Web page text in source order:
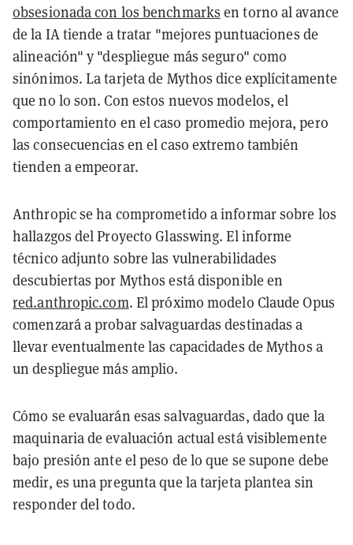
obsesionada con los benchmarks en torno al avance
de la IA tiende a tratar "mejores puntuaciones de
alineación" y "despliegue más seguro" como
sinónimos. La tarjeta de Mythos dice explícitamente
que no lo son. Con estos nuevos modelos, el
comportamiento en el caso promedio mejora, pero
las consecuencias en el caso extremo también
tienden a empeorar.
Anthropic se ha comprometido a informar sobre los
hallazgos del Proyecto Glasswing. El informe
técnico adjunto sobre las vulnerabilidades
descubiertas por Mythos está disponible en
red.anthropic.com. El próximo modelo Claude Opus
comenzará a probar salvaguardas destinadas a
llevar eventualmente las capacidades de Mythos a
un despliegue más amplio.
Cómo se evaluarán esas salvaguardas, dado que la
maquinaria de evaluación actual está visiblemente
bajo presión ante el peso de lo que se supone debe
medir, es una pregunta que la tarjeta plantea sin
responder del todo.